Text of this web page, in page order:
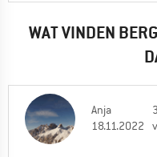
WAT VINDEN
Anja
18.11.2022